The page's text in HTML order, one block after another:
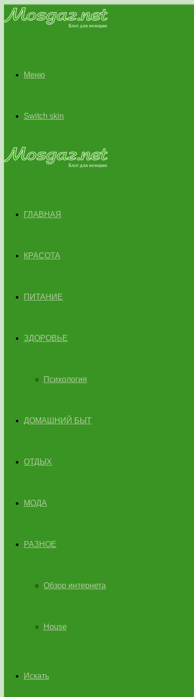
Меню
Switch skin
ГЛАВНАЯ
КРАСОТА
ПИТАНИЕ
ЗДОРОВЬЕ
Психология
ДОМАШНИЙ БЫТ
ОТДЫХ
МОДА
РАЗНОЕ
Обзор интернета
House
Искать